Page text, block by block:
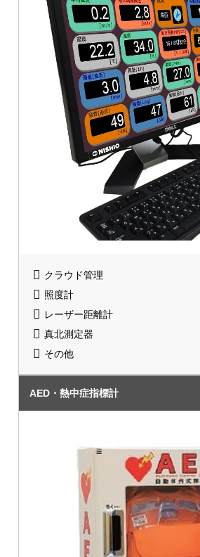
クラウド管理
照度計
レーザー距離計
真北測定器
その他
AED・熱中症指標計